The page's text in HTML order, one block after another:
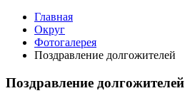
Главная
Округ
Фотогалерея
Поздравление долгожителей
Поздравление долгожителей